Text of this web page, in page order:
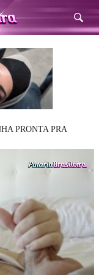
PRONTA PRA